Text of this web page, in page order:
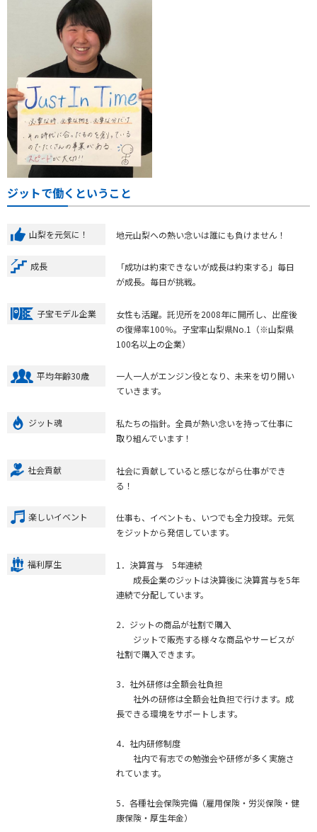
ジットで働くということ
山梨を元気に！ 地元山梨への熱い念いは誰にも負けません！
成長
「成功は約束できないが成長は約束する」毎日
が成長。毎日が挑戦。
子宝モデル企業
女性も活躍。託児所を2008年に開所し、出産後
の復帰率100％。子宝率山梨県No.1（※山梨県
100名以上の企業）
平均年齢30歳
一人一人がエンジン役となり、未来を切り開い
ていきます。
ジット魂
私たちの指針。全員が熱い念いを持って仕事に
取り組んでいます！
社会貢献
社会に貢献していると感じながら仕事ができ
る！
楽しいイベント
仕事も、イベントも、いつでも全力投球。元気
をジットから発信しています。
福利厚生
1．決算賞与 5年連続
成長企業のジットは決算後に決算賞与を5年
連続で分配しています。
2．ジットの商品が社割で購入
ジットで販売する様々な商品やサービスが
社割で購入できます。
3．社外研修は全額会社負担
社外の研修は全額会社負担で行けます。成
長できる環境をサポートします。
4．社内研修制度
社内で有志での勉強会や研修が多く実施さ
れています。
5．各種社会保険完備（雇用保険・労災保険・健
康保険・厚生年金）